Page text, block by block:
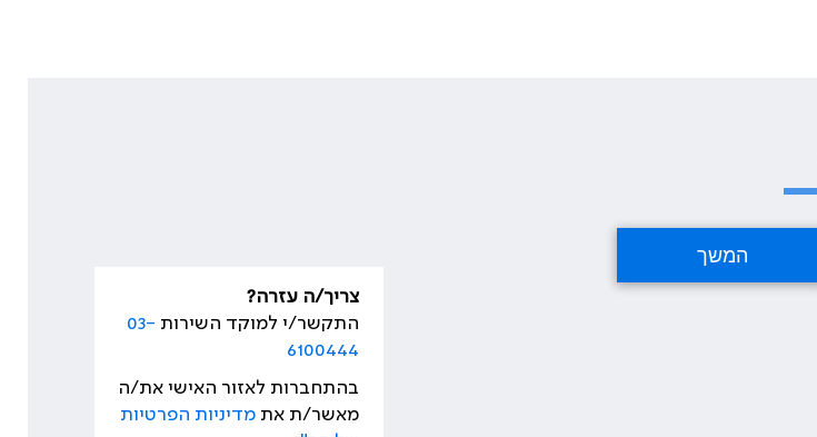
צריך/ה עזרה?
התקשר/י למוקד השירות 03-
6100444
בהתחברות לאזור האישי את/ה
מאשר/ת אתמדיניות הפרטיות